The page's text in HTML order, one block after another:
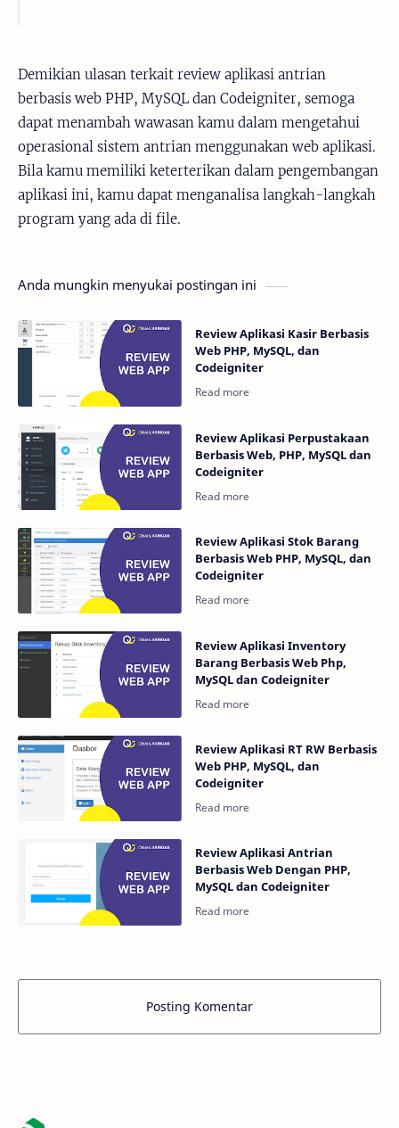
Demikian ulasan terkait review aplikasi antrian
berbasis web PHP, MySQL dan Codeigniter, semoga
dapat menambah wawasan kamu dalam mengetahui
operasional sistem antrian menggunakan web aplikasi.
Bila kamu memiliki keterterikan dalam pengembangan
aplikasi ini, kamu dapat menganalisa langkah-langkah
program yang ada di file.
Anda mungkin menyukai postingan ini
Review Aplikasi Kasir Berbasis
Web PHP, MySQL, dan
Codeigniter
Review Aplikasi Perpustakaan
Berbasis Web, PHP, MySQL dan
Codeigniter
Review Aplikasi Stok Barang
Berbasis Web PHP, MySQL, dan
Codeigniter
Review Aplikasi Inventory
Barang Berbasis Web Php,
MySQL dan Codeigniter
Review Aplikasi RT RW Berbasis
Web PHP, MySQL, dan
Codeigniter
Review Aplikasi Antrian
Berbasis Web Dengan PHP,
MySQL dan Codeigniter
Posting Komentar